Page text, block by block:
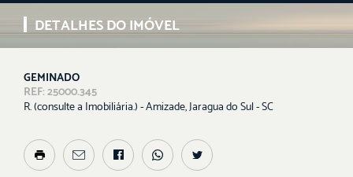
DETALHES DO IMÓVEL
GEMINADO
REF: 25000.345
R. (consulte a Imobiliária.) - Amizade, Jaragua do Sul - SC